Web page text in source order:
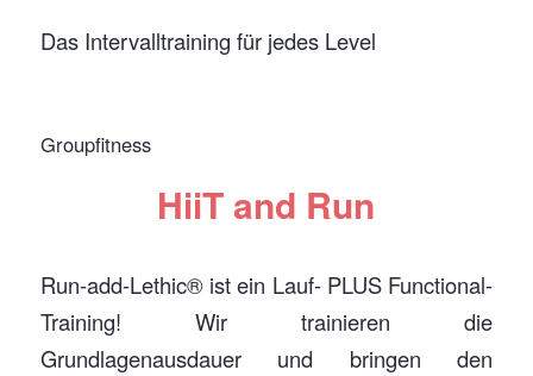
Das Intervalltraining für jedes Level
Groupfitness
HiiT and Run
Run-add-Lethic® ist ein Lauf- PLUS Functional-
Training! Wir trainieren die
Grundlagenausdauer und bringen den